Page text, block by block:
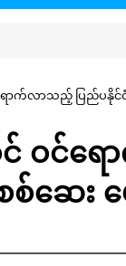
ောက်လာသည့် ပြည်ပနို
င် ဝင်
စစ်ဆေး